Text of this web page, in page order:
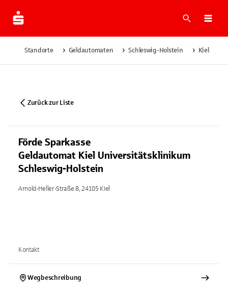
Suche
Standorte Geldautomaten Schleswig-Holstein Kiel
Zurück zur Liste
Förde Sparkasse
Geldautomat Kiel Universitätsklinikum
Schleswig-Holstein
Arnold-Heller-Straße 8, 24105 Kiel
Kontakt
Wegbeschreibung